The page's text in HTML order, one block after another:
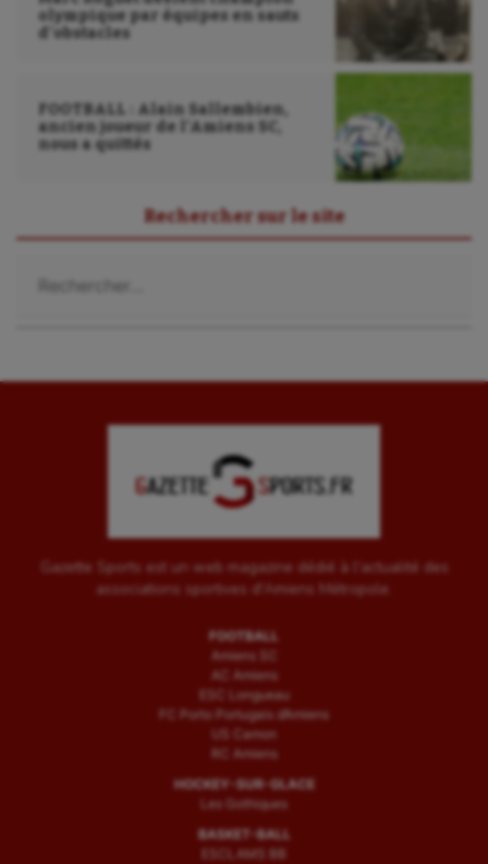
olympique par équipes en sauts
d’obstacles
FOOTBALL : Alain Sallembien,
ancien joueur de l’Amiens SC,
nous a quittés
Rechercher sur le site
Gazette Sports est un web magazine dédié à l'actualité des
associations sportives d'Amiens Métropole.
FOOTBALL
Amiens SC
AC Amiens
ESC Longueau
FC Porto Portugais d’Amiens
US Camon
RC Amiens
HOCKEY-SUR-GLACE
Les Gothiques
BASKET-BALL
ESCLAMS BB